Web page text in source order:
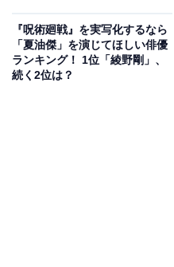
『呪術廻戦』を実写化するなら
「夏油傑」を演じてほしい俳優
ランキング！ 1位「綾野剛」、
続く2位は？